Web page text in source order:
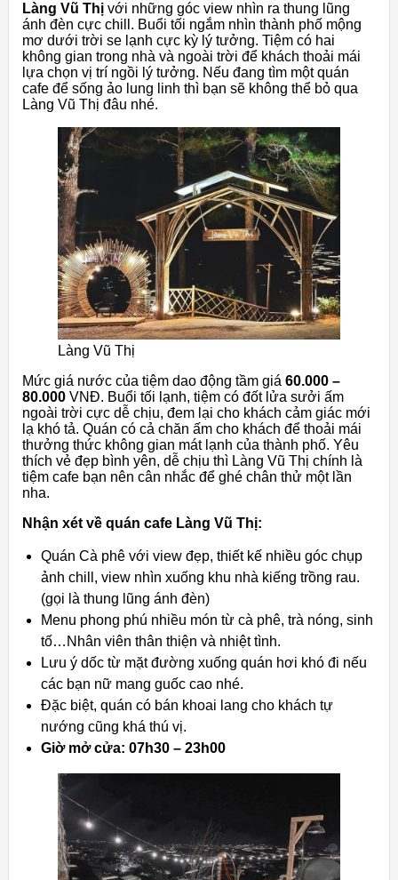
Làng Vũ Thị với những góc view nhìn ra thung lũng
ánh đèn cực chill. Buổi tối ngắm nhìn thành phố mộng
mơ dưới trời se lạnh cực kỳ lý tưởng. Tiệm có hai
không gian trong nhà và ngoài trời để khách thoải mái
lựa chọn vị trí ngồi lý tưởng. Nếu đang tìm một quán
cafe để sống ảo lung linh thì bạn sẽ không thể bỏ qua
Làng Vũ Thị đâu nhé.
Làng Vũ Thị
Mức giá nước của tiệm dao động tầm giá 60.000 –
80.000 VNĐ. Buổi tối lạnh, tiệm có đốt lửa sưởi ấm
ngoài trời cực dễ chịu, đem lại cho khách cảm giác mới
lạ khó tả. Quán có cả chăn ấm cho khách để thoải mái
thưởng thức không gian mát lạnh của thành phố. Yêu
thích vẻ đẹp bình yên, dễ chịu thì Làng Vũ Thị chính là
tiệm cafe bạn nên cân nhắc để ghé chân thử một lần
nha.
Nhận xét về quán cafe Làng Vũ Thị:
Quán Cà phê với view đẹp, thiết kế nhiều góc chụp
ảnh chill, view nhìn xuống khu nhà kiếng trồng rau.
(gọi là thung lũng ánh đèn)
Menu phong phú nhiều món từ cà phê, trà nóng, sinh
tố…Nhân viên thân thiện và nhiệt tình.
Lưu ý dốc từ mặt đường xuống quán hơi khó đi nếu
các bạn nữ mang guốc cao nhé.
Đặc biệt, quán có bán khoai lang cho khách tự
nướng cũng khá thú vị.
Giờ mở cửa: 07h30 – 23h00